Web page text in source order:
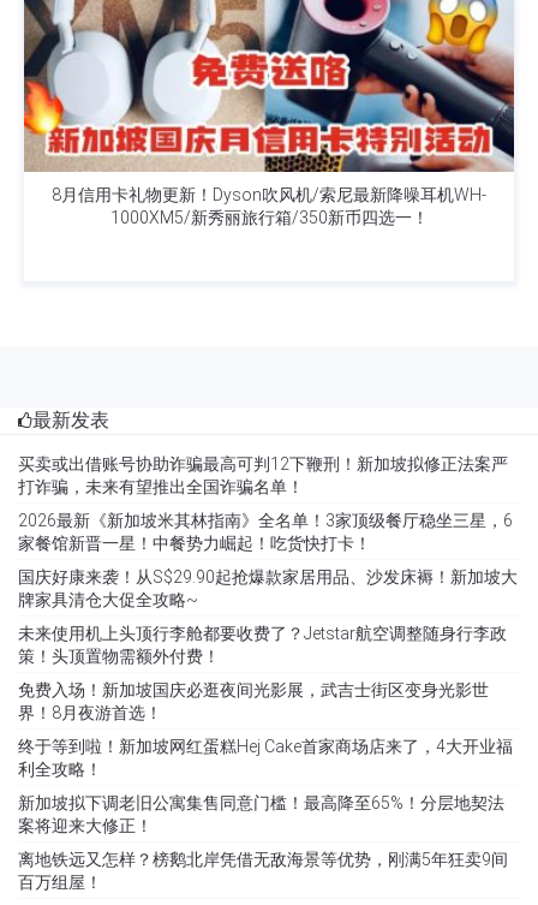
8月信用卡礼物更新！Dyson吹风机/索尼最新降噪耳机WH-
1000XM5/新秀丽旅行箱/350新币四选一！
最新发表
买卖或出借账号协助诈骗最高可判12下鞭刑！新加坡拟修正法案严
打诈骗，未来有望推出全国诈骗名单！
2026最新《新加坡米其林指南》全名单！3家顶级餐厅稳坐三星，6
家餐馆新晋一星！中餐势力崛起！吃货快打卡！
国庆好康来袭！从S$29.90起抢爆款家居用品、沙发床褥！新加坡大
牌家具清仓大促全攻略~
未来使用机上头顶行李舱都要收费了？Jetstar航空调整随身行李政
策！头顶置物需额外付费！
免费入场！新加坡国庆必逛夜间光影展，武吉士街区变身光影世
界！8月夜游首选！
终于等到啦！新加坡网红蛋糕Hej Cake首家商场店来了，4大开业福
利全攻略！
新加坡拟下调老旧公寓集售同意门槛！最高降至65%！分层地契法
案将迎来大修正！
离地铁远又怎样？榜鹅北岸凭借无敌海景等优势，刚满5年狂卖9间
百万组屋！